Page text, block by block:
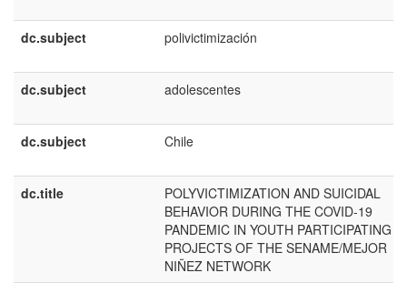
dc.subject polivictimización
dc.subject adolescentes
dc.subject Chile
dc.title
POLYVICTIMIZATION AND SUICIDAL
BEHAVIOR DURING THE COVID-19
PANDEMIC IN YOUTH PARTICIPATING IN
PROJECTS OF THE SENAME/MEJOR
NIÑEZ NETWORK